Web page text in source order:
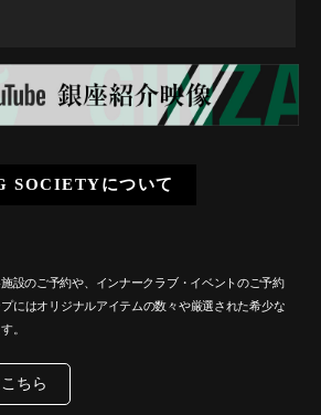
SOCIETYについて
設のご予約や、インナークラブ・イベントのご予約
にはオリジナルアイテムの数々や厳選された希少な
。
ちら